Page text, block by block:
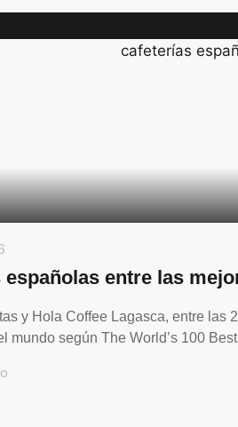
españolas entre las
y Hola Coffee Lagasca, entre las
mundo según The World’s 100 Best